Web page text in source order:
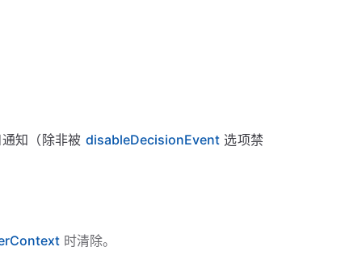
知（除非被 disableDecisionEvent 选项禁
时清除。